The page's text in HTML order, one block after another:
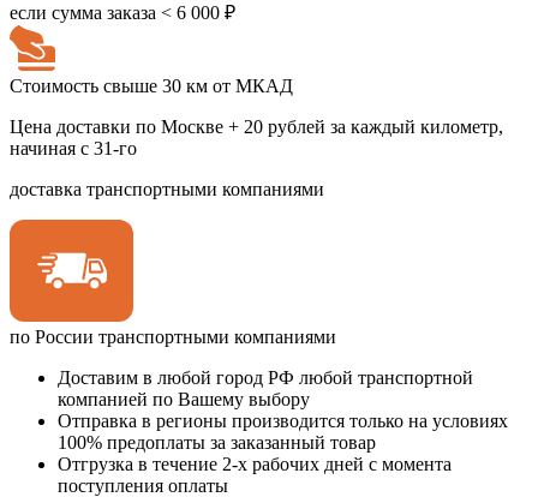
если сумма заказа < 6 000 ₽
Стоимость свыше 30 км от МКАД
Цена доставки по Москве + 20 рублей за каждый километр,
начиная с 31-го
доставка транспортными компаниями
по России транспортными компаниями
Доставим в любой город РФ любой транспортной
компанией по Вашему выбору
Отправка в регионы производится только на условиях
100% предоплаты за заказанный товар
Отгрузка в течение 2-х рабочих дней с момента
поступления оплаты